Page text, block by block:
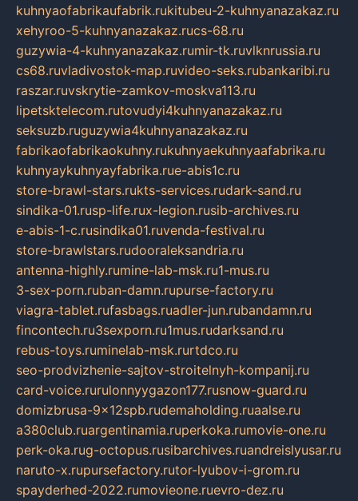
kuhnyaofabrikaufabrik.rukitubeu-2-kuhnyanazakaz.ru
xehyroo-5-kuhnyanazakaz.rucs-68.ru
guzywia-4-kuhnyanazakaz.rumir-tk.ruvlknrussia.ru
cs68.ruvladivostok-map.ruvideo-seks.rubankaribi.ru
raszar.ruvskrytie-zamkov-moskva113.ru
lipetsktelecom.rutovudyi4kuhnyanazakaz.ru
seksuzb.ruguzywia4kuhnyanazakaz.ru
fabrikaofabrikaokuhny.rukuhnyaekuhnyaafabrika.ru
kuhnyaykuhnyayfabrika.rue-abis1c.ru
store-brawl-stars.rukts-services.rudark-sand.ru
sindika-01.rusp-life.rux-legion.rusib-archives.ru
e-abis-1-c.rusindika01.ruvenda-festival.ru
store-brawlstars.rudooraleksandria.ru
antenna-highly.rumine-lab-msk.ru1-mus.ru
3-sex-porn.ruban-damn.rupurse-factory.ru
viagra-tablet.rufasbags.ruadler-jun.rubandamn.ru
fincontech.ru3sexporn.ru1mus.rudarksand.ru
rebus-toys.ruminelab-msk.rurtdco.ru
seo-prodvizhenie-sajtov-stroitelnyh-kompanij.ru
card-voice.rurulonnyygazon177.rusnow-guard.ru
domizbrusa-9x12spb.rudemaholding.ruaalse.ru
a380club.ruargentinamia.ruperkoka.rumovie-one.ru
perk-oka.rug-octopus.rusibarchives.ruandreislyusar.ru
naruto-x.rupursefactory.rutor-lyubov-i-grom.ru
spayderhed-2022.rumovieone.ruevro-dez.ru